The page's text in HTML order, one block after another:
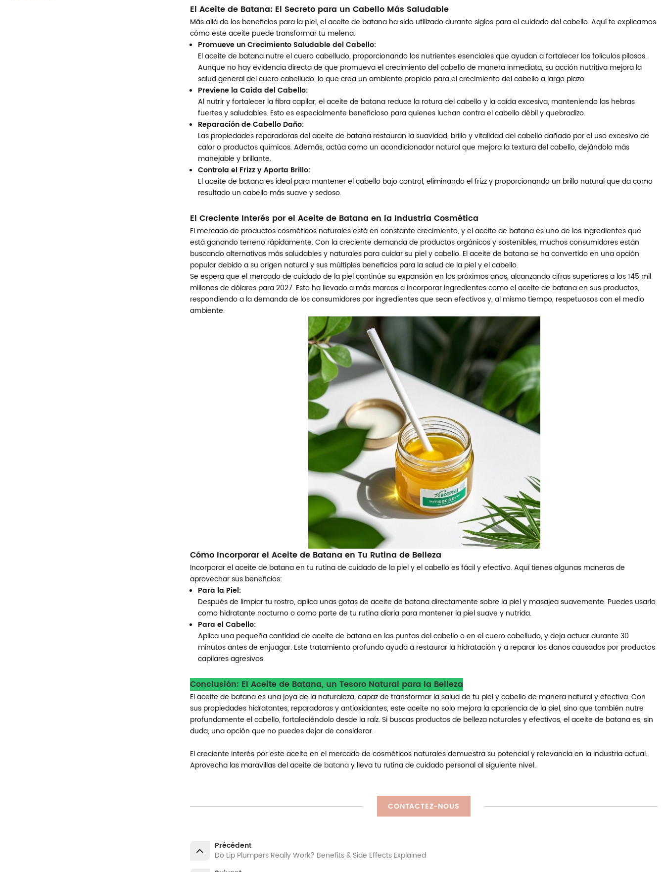
El Aceite de Batana: El Secreto para un Cabello Más Saludable
Más allá de los beneficios para la piel, el aceite de batana ha sido utilizado durante siglos para el cuidado del cabello. Aquí te explicamos
cómo este aceite puede transformar tu melena:
Promueve un Crecimiento Saludable del Cabello:
El aceite de batana nutre el cuero cabelludo, proporcionando los nutrientes esenciales que ayudan a fortalecer los folículos pilosos.
Aunque no hay evidencia directa de que promueva el crecimiento del cabello de manera inmediata, su acción nutritiva mejora la
salud general del cuero cabelludo, lo que crea un ambiente propicio para el crecimiento del cabello a largo plazo.
Previene la Caída del Cabello:
Al nutrir y fortalecer la fibra capilar, el aceite de batana reduce la rotura del cabello y la caída excesiva, manteniendo las hebras
fuertes y saludables. Esto es especialmente beneficioso para quienes luchan contra el cabello débil y quebradizo.
Reparación de Cabello Daño:
Las propiedades reparadoras del aceite de batana restauran la suavidad, brillo y vitalidad del cabello dañado por el uso excesivo de
calor o productos químicos. Además, actúa como un acondicionador natural que mejora la textura del cabello, dejándolo más
manejable y brillante.
Controla el Frizz y Aporta Brillo:
El aceite de batana es ideal para mantener el cabello bajo control, eliminando el frizz y proporcionando un brillo natural que da como
resultado un cabello más suave y sedoso.
El Creciente Interés por el Aceite de Batana en la Industria Cosmética
El mercado de productos cosméticos naturales está en constante crecimiento, y el aceite de batana es uno de los ingredientes que
está ganando terreno rápidamente. Con la creciente demanda de productos orgánicos y sostenibles, muchos consumidores están
buscando alternativas más saludables y naturales para cuidar su piel y cabello. El aceite de batana se ha convertido en una opción
popular debido a su origen natural y sus múltiples beneficios para la salud de la piel y el cabello.
Se espera que el mercado de cuidado de la piel continúe su expansión en los próximos años, alcanzando cifras superiores a los 145 mil
millones de dólares para 2027. Esto ha llevado a más marcas a incorporar ingredientes como el aceite de batana en sus productos,
respondiendo a la demanda de los consumidores por ingredientes que sean efectivos y, al mismo tiempo, respetuosos con el medio
ambiente.
Cómo Incorporar el Aceite de Batana en Tu Rutina de Belleza
Incorporar el aceite de batana en tu rutina de cuidado de la piel y el cabello es fácil y efectivo. Aquí tienes algunas maneras de
aprovechar sus beneficios:
Para la Piel:
Después de limpiar tu rostro, aplica unas gotas de aceite de batana directamente sobre la piel y masajea suavemente. Puedes usarlo
como hidratante nocturno o como parte de tu rutina diaria para mantener la piel suave y nutrida.
Para el Cabello:
Aplica una pequeña cantidad de aceite de batana en las puntas del cabello o en el cuero cabelludo, y deja actuar durante 30
minutos antes de enjuagar. Este tratamiento profundo ayuda a restaurar la hidratación y a reparar los daños causados por productos
capilares agresivos.
Conclusión: El Aceite de Batana, un Tesoro Natural para la Belleza
El aceite de batana es una joya de la naturaleza, capaz de transformar la salud de tu piel y cabello de manera natural y efectiva. Con
sus propiedades hidratantes, reparadoras y antioxidantes, este aceite no solo mejora la apariencia de la piel, sino que también nutre
profundamente el cabello, fortaleciéndolo desde la raíz. Si buscas productos de belleza naturales y efectivos, el aceite de batana es, sin
duda, una opción que no puedes dejar de considerar.
El creciente interés por este aceite en el mercado de cosméticos naturales demuestra su potencial y relevancia en la industria actual.
Aprovecha las maravillas del aceite de batanay lleva tu rutina de cuidado personal al siguiente nivel.
CONTACTEZ-NOUS
Précédent
Do Lip Plumpers Really Work? Benefits & Side Effects Explained